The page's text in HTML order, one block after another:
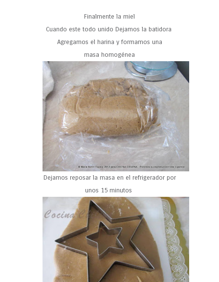
Finalmente la miel
Cuando este todo unido Dejamos la batidora
Agregamos el harina y formamos una
masa homogénea
Dejamos reposar la masa en el refrigerador por
unos 15 minutos